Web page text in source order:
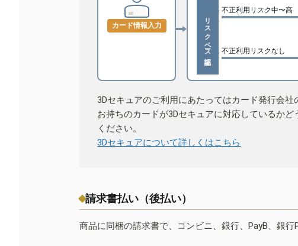
カード情報入力 リスクベース認証
不正利用リスク中〜高
不正利用リスクなし
3Dセキュアのご利用にあたってはカード発行会
お持ちのカードが3Dセキュアに対応しているか
ください。
3Dセキュアについて詳しくはこちら
請求書払い（後払い）
商品に同梱の請求書で、コンビニ、銀行、PayB、銀